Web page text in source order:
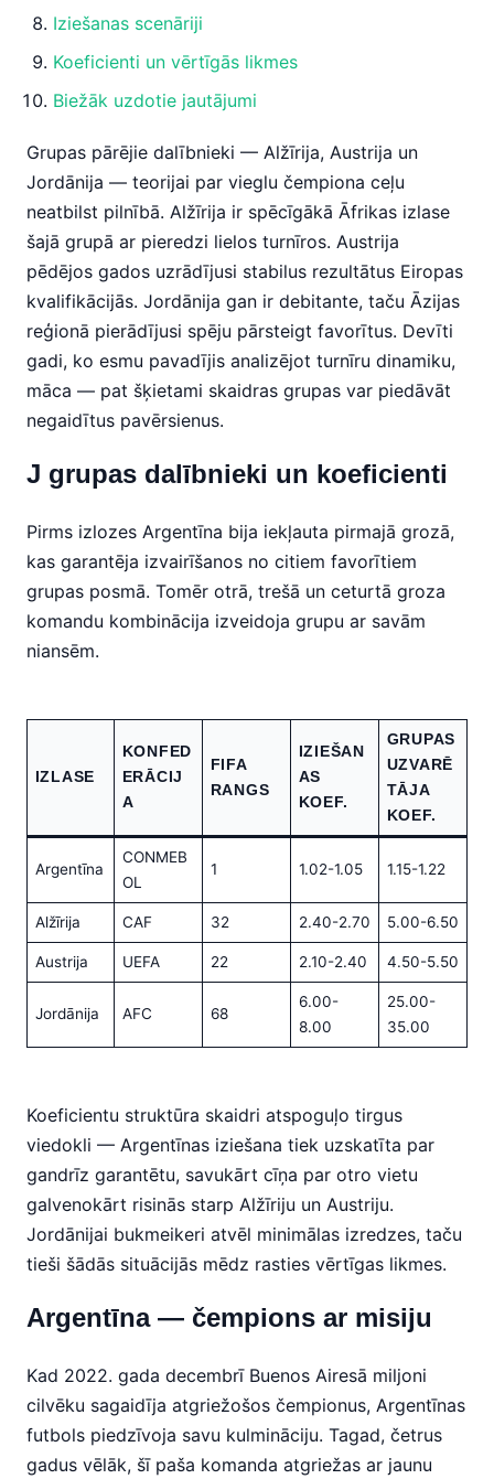
Iziešanas scenāriji
Koeficienti un vērtīgās likmes
Biežāk uzdotie jautājumi
Grupas pārējie dalībnieki — Alžīrija, Austrija un
Jordānija — teorijai par vieglu čempiona ceļu
neatbilst pilnībā. Alžīrija ir spēcīgākā Āfrikas izlase
šajā grupā ar pieredzi lielos turnīros. Austrija
pēdējos gados uzrādījusi stabilus rezultātus Eiropas
kvalifikācijās. Jordānija gan ir debitante, taču Āzijas
reģionā pierādījusi spēju pārsteigt favorītus. Devīti
gadi, ko esmu pavadījis analizējot turnīru dinamiku,
māca — pat šķietami skaidras grupas var piedāvāt
negaidītus pavērsienus.
J grupas dalībnieki un koeficienti
Pirms izlozes Argentīna bija iekļauta pirmajā grozā,
kas garantēja izvairīšanos no citiem favorītiem
grupas posmā. Tomēr otrā, trešā un ceturtā groza
komandu kombinācija izveidoja grupu ar savām
niansēm.
IZLASE
KONFED
ERĀCIJ
A
FIFA
RANGS
IZIEŠAN
AS
KOEF.
GRUPAS
UZVARĒ
TĀJA
KOEF.
Argentīna
CONMEB
OL
1 1.02-1.05 1.15-1.22
Alžīrija CAF 32 2.40-2.70 5.00-6.50
Austrija UEFA 22 2.10-2.40 4.50-5.50
Jordānija AFC 68
6.00-
8.00
25.00-
35.00
Koeficientu struktūra skaidri atspoguļo tirgus
viedokli — Argentīnas iziešana tiek uzskatīta par
gandrīz garantētu, savukārt cīņa par otro vietu
galvenokārt risinās starp Alžīriju un Austriju.
Jordānijai bukmeikeri atvēl minimālas izredzes, taču
tieši šādās situācijās mēdz rasties vērtīgas likmes.
Argentīna — čempions ar misiju
Kad 2022. gada decembrī Buenos Airesā miljoni
cilvēku sagaidīja atgriežošos čempionus, Argentīnas
futbols piedzīvoja savu kulmināciju. Tagad, četrus
gadus vēlāk, šī paša komanda atgriežas ar jaunu